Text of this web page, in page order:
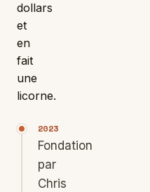
dollars
et
en
fait
une
licorne.
2023
Fondation
par
Chris